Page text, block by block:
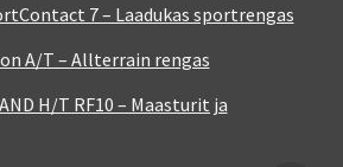
7 – Laadukas sportrengas
A/T – Allterrain rengas
H/T RF10 – Maasturit ja